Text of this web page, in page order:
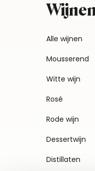
Alle wijnen
Mousserend
Witte wijn
Rosé
Rode wijn
Dessertwijn
Distillaten